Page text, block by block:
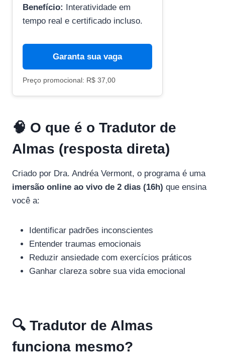
Benefício: Interatividade em
tempo real e certificado incluso.
Garanta sua vaga
Preço promocional: R$ 37,00
🧠 O que é o Tradutor de
Almas (resposta direta)
Criado por Dra. Andréa Vermont, o programa é uma
imersão online ao vivo de 2 dias (16h) que ensina
você a:
Identificar padrões inconscientes
Entender traumas emocionais
Reduzir ansiedade com exercícios práticos
Ganhar clareza sobre sua vida emocional
🔍 Tradutor de Almas
funciona mesmo?